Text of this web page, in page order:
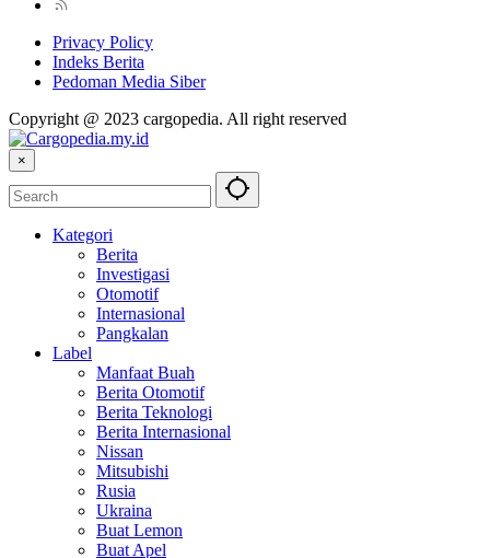
Privacy Policy
Indeks Berita
Pedoman Media Siber
Copyright @ 2023 cargopedia. All right reserved
×
Kategori
Berita
Investigasi
Otomotif
Internasional
Pangkalan
Label
Manfaat Buah
Berita Otomotif
Berita Teknologi
Berita Internasional
Nissan
Mitsubishi
Rusia
Ukraina
Buat Lemon
Buat Apel